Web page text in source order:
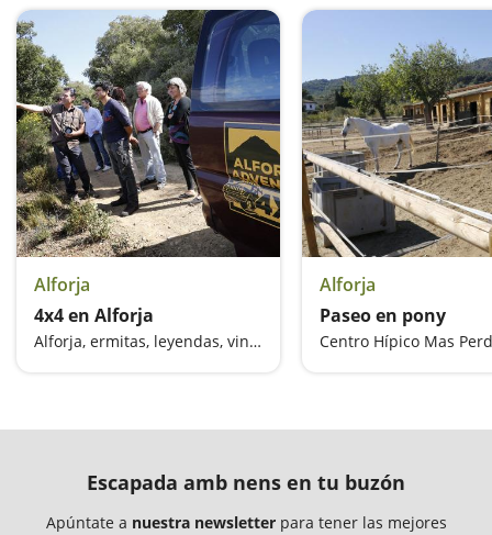
Alforja
4x4 en Alforja
Alforja, ermitas, leyendas, vino y miel en 4x4
Alforja
Paseo en pony
Centro Hípico Mas
Escapada amb nens en tu buzón
Apúntate a nuestra newsletterpara tener las mejores